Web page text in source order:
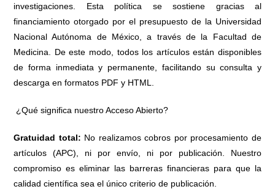
investigaciones. Esta política se sostiene gracias al
financiamiento otorgado por el presupuesto de la Universidad
Nacional Autónoma de México, a través de la Facultad de
Medicina. De este modo, todos los artículos están disponibles
de forma inmediata y permanente, facilitando su consulta y
descarga en formatos PDF y HTML.
¿Qué significa nuestro Acceso Abierto?
Gratuidad total: No realizamos cobros por procesamiento de
artículos (APC), ni por envío, ni por publicación. Nuestro
compromiso es eliminar las barreras financieras para que la
calidad científica sea el único criterio de publicación.